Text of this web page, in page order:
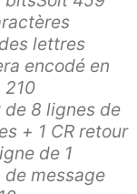
lettres
encodé en
210
8 lignes de
+ 1 CR retour
de 1
message